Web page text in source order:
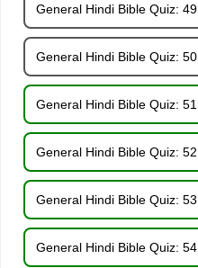
General Hindi Bible Quiz: 49
General Hindi Bible Quiz: 50
General Hindi Bible Quiz: 51
General Hindi Bible Quiz: 52
General Hindi Bible Quiz: 53
General Hindi Bible Quiz: 54